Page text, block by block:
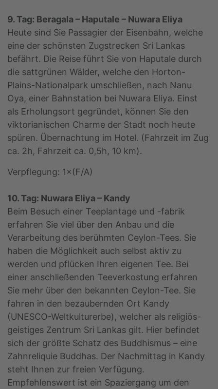
9. Tag: Beragala – Haputale – Nuwara Eliya
Heute sind Sie Passagier der Eisenbahn, welche
eine der schönsten Zugstrecken Sri Lankas
befährt. Die Reise führt Sie von Haputale durch
die sattgrünen Wälder, welche den Horton-
Plains-Nationalpark umschließen, nach Nanu
Oya, einer Bahnstation bei Nuwara Eliya. Einst
als Erholungsort gegründet, können Sie den
viktorianischen Charme der Stadt noch heute
spüren. Übernachtung im Hotel. (Fahrzeit im Zug
ca. 2h, Fahrzeit ca. 0,5h, 10 km).
Verpflegung: 1×(F/A)
10. Tag: Nuwara Eliya – Kandy
Beim Besuch einer Teeplantage und -fabrik
erfahren Sie viel über den Anbau und die
Verarbeitung des berühmten Ceylon-Tees. Sie
haben die Möglichkeit auch selbst aktiv zu
werden und pflücken Ihren eigenen Tee. Bei
einer anschließenden Teeverkostung erfahren
Sie mehr über den bekannten Ceylon-Tee. Sie
fahren in den bezaubernden Ort Kandy
(UNESCO-Weltkulturerbe), welcher als religiös-
geistiges Zentrum Sri Lankas gilt. Hier befindet
sich der größte Schatz des Buddhismus – eine
Zahnreliquie Buddhas. Der Nachmittag in Kandy
steht Ihnen zur freien Verfügung.
Empfehlenswert ist ein Spaziergang um den